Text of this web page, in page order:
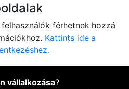
férhetnek hozzá
Kattints ide a
vállalkozása?